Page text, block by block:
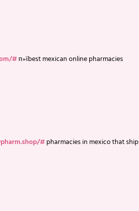
#п»їbest mexican online pharmacies
#pharmacies in mexico that ship